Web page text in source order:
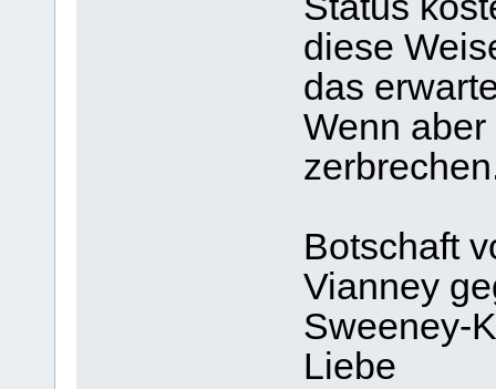
diese
das
Wenn
Botschaft
Vianney
Sweeney-
Liebe